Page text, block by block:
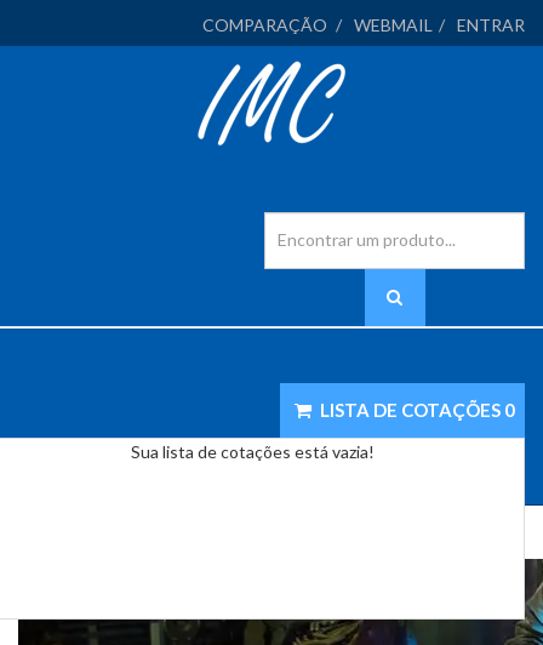
ENTRAR
COMPARAÇÃO WEBMAIL
LISTA DE COTAÇÕES 0
Sua lista de cotações está vazia!